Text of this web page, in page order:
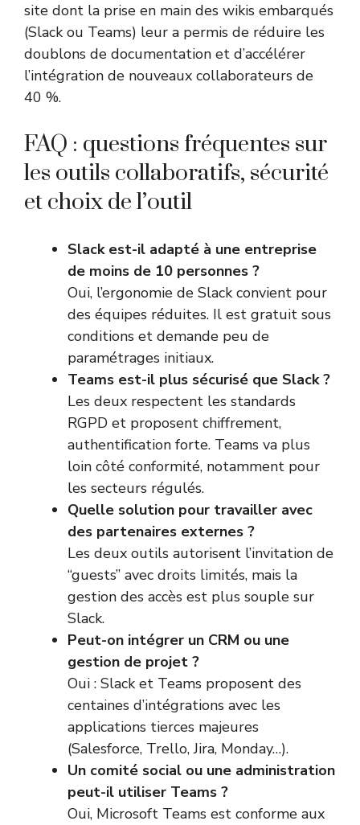
site dont la prise en main des wikis embarqués
(Slack ou Teams) leur a permis de réduire les
doublons de documentation et d’accélérer
l’intégration de nouveaux collaborateurs de
40 %.
FAQ : questions fréquentes sur
les outils collaboratifs, sécurité
et choix de l’outil
Slack est-il adapté à une entreprise
de moins de 10 personnes ?
Oui, l’ergonomie de Slack convient pour
des équipes réduites. Il est gratuit sous
conditions et demande peu de
paramétrages initiaux.
Teams est-il plus sécurisé que Slack ?
Les deux respectent les standards
RGPD et proposent chiffrement,
authentification forte. Teams va plus
loin côté conformité, notamment pour
les secteurs régulés.
Quelle solution pour travailler avec
des partenaires externes ?
Les deux outils autorisent l’invitation de
“guests” avec droits limités, mais la
gestion des accès est plus souple sur
Slack.
Peut-on intégrer un CRM ou une
gestion de projet ?
Oui : Slack et Teams proposent des
centaines d’intégrations avec les
applications tierces majeures
(Salesforce, Trello, Jira, Monday…).
Un comité social ou une administration
peut-il utiliser Teams ?
Oui, Microsoft Teams est conforme aux